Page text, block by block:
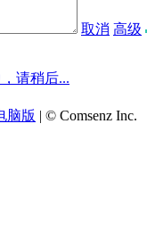
取消 高级
请稍后...
脑版 | © Comsenz Inc.